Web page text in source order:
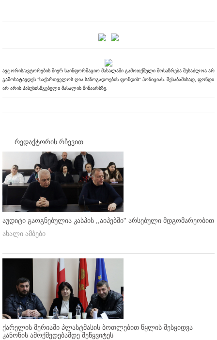
ავტორის/ავტორების მიერ საინფორმაციო მასალაში გამოთქმული მოსაზრება შესაძლოა არ
გამოხატავდეს "საქართველოს ღია საზოგადოების ფონდის" პოზიციას. შესაბამისად, ფონდი
არ არის პასუხისმგებელი მასალის შინაარსზე.
რედაქტორის რჩევით
აუდიტი გაოგნებულია კასპის ,,აიპებში'' არსებული მდგომარეობით
ახალი ამბები
ქარელის მერიაში პლასტმასის ბოთლებით წყლის შესყიდვა
კანონის ამოქმედებამდე შეწყვიტეს